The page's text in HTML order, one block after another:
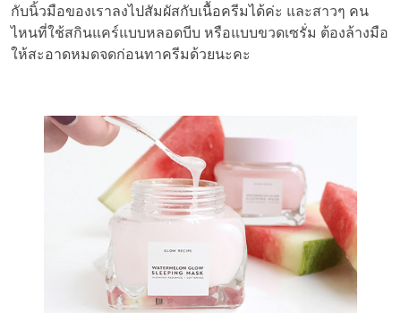
กับนิ้วมือของเราลงไปสัมผัสกับเนื้อครีมได้ค่ะ และสาวๆ คน
ไหนที่ใช้สกินแคร์แบบหลอดบีบ หรือแบบขวดเซรั่ม ต้องล้างมือ
ให้สะอาดหมดจดก่อนทาครีมด้วยนะคะ